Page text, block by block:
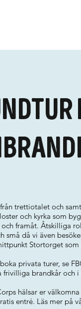
trettiotalet och
och kyrka som
och framåt. Åtskilliga
små då vi även
Stortorget
privata turer, se
frivilliga brandkår och
hälsar er
entré. Läs mer på